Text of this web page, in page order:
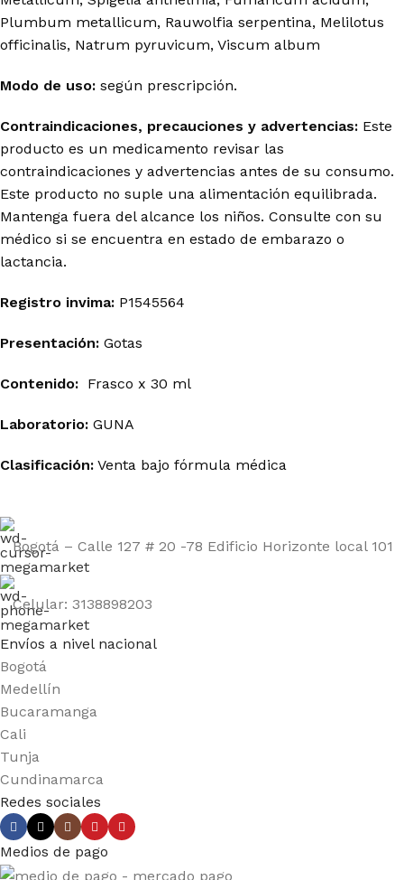
Plumbum metallicum, Rauwolfia serpentina, Melilotus
officinalis, Natrum pyruvicum, Viscum album
Modo de uso: según prescripción.
Contraindicaciones, precauciones y advertencias: Este
producto es un medicamento revisar las
contraindicaciones y advertencias antes de su consumo.
Este producto no suple una alimentación equilibrada.
Mantenga fuera del alcance los niños. Consulte con su
médico si se encuentra en estado de embarazo o
lactancia.
Registro invima: P1545564
Presentación: Gotas
Contenido: Frasco x 30 ml
Laboratorio: GUNA
Clasificación: Venta bajo fórmula médica
Bogotá – Calle 127 # 20 -78 Edificio Horizonte local 101
Celular: 3138898203
Envíos a nivel nacional
Bogotá
Medellín
Bucaramanga
Cali
Tunja
Cundinamarca
Redes sociales
Medios de pago